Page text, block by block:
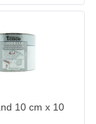
10 cm x 10